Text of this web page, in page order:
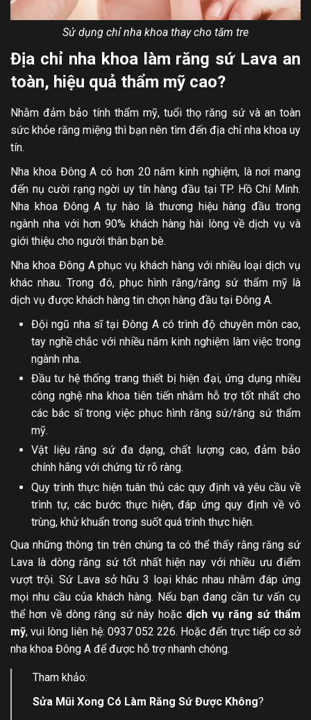
Sử dụng chỉ nha khoa thay cho tăm tre
Địa chỉ nha khoa làm răng sứ Lava an
toàn, hiệu quả thẩm mỹ cao?
Nhằm đảm bảo tính thẩm mỹ, tuổi thọ răng sứ và an toàn
sức khỏe răng miệng thì bạn nên tìm đến địa chỉ nha khoa uy
tín.
Nha khoa Đông A có hơn 20 năm kinh nghiệm, là nơi mang
đến nụ cười rạng ngời uy tín hàng đầu tại TP. Hồ Chí Minh.
Nha khoa Đông A tự hào là thương hiệu hàng đầu trong
ngành nha với hơn 90% khách hàng hài lòng về dịch vụ và
giới thiệu cho người thân bạn bè.
Nha khoa Đông A phục vụ khách hàng với nhiều loại dịch vụ
khác nhau. Trong đó, phục hình răng/răng sứ thẩm mỹ là
dịch vụ được khách hàng tin chọn hàng đầu tại Đông A.
Đội ngũ nha sĩ tại Đông A có trình độ chuyên môn cao,
tay nghề chắc với nhiều năm kinh nghiệm làm việc trong
ngành nha.
Đầu tư hệ thống trang thiết bị hiện đại, ứng dụng nhiều
công nghệ nha khoa tiên tiến nhằm hỗ trợ tốt nhất cho
các bác sĩ trong việc phục hình răng sứ/răng sứ thẩm
mỹ.
Vật liệu răng sứ đa dạng, chất lượng cao, đảm bảo
chính hãng với chứng từ rõ ràng.
Quy trình thực hiện tuân thủ các quy định và yêu cầu về
trình tự, các bước thực hiện, đáp ứng quy định về vô
trùng, khử khuẩn trong suốt quá trình thực hiện.
Qua những thông tin trên chúng ta có thể thấy rằng răng sứ
Lava là dòng răng sứ tốt nhất hiện nay với nhiều ưu điểm
vượt trội. Sứ Lava sở hữu 3 loại khác nhau nhằm đáp ứng
mọi nhu cầu của khách hàng. Nếu bạn đang cần tư vấn cụ
thể hơn về dòng răng sứ này hoặc dịch vụ răng sứ thẩm
mỹ, vui lòng liên hệ: 0937 052 226. Hoặc đến trực tiếp cơ sở
nha khoa Đông A để được hỗ trợ nhanh chóng.
Tham khảo:
Sửa Mũi Xong Có Làm Răng Sứ Được Không?